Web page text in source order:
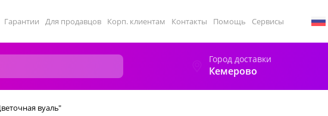
Гарантии Для продавцов Корп. клиентам Контакты Помощь Сервисы
Город доставки
Кемерово
вуаль"